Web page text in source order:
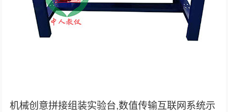
机械创意拼接组装实验台,数值传输互联网系统示